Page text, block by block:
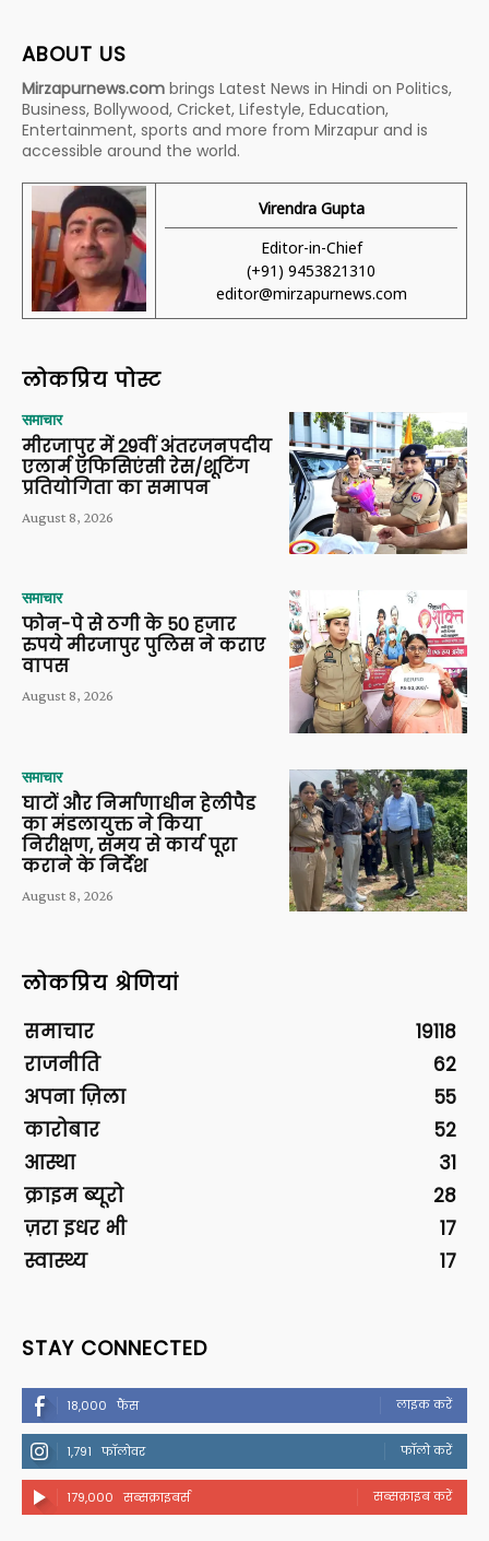
ABOUT US
Mirzapurnews.com brings Latest News in Hindi on Politics,
Business, Bollywood, Cricket, Lifestyle, Education,
Entertainment, sports and more from Mirzapur and is
accessible around the world.
Virendra Gupta
Editor-in-Chief
(+91) 9453821310
editor@mirzapurnews.com
लोकप्रिय पोस्ट
समाचार
मीरजापुर में 29वीं अंतरजनपदीय
एलार्म एफिसिएंसी रेस/शूटिंग
प्रतियोगिता का समापन
August 8, 2026
समाचार
फोन-पे से ठगी के 50 हजार
रुपये मीरजापुर पुलिस ने कराए
वापस
August 8, 2026
समाचार
घाटों और निर्माणाधीन हेलीपैड
का मंडलायुक्त ने किया
निरीक्षण, समय से कार्य पूरा
कराने के निर्देश
August 8, 2026
लोकप्रिय श्रेणियां
समाचार
19118
राजनीति
62
अपना ज़िला
55
कारोबार
52
आस्था
31
क्राइम ब्यूरो
28
ज़रा इधर भी
17
स्वास्थ्य
17
STAY CONNECTED
18,000 फैंस लाइक करें
1,791 फॉलोवर फॉलो करें
179,000 सब्सक्राइबर्स सब्सक्राइब करें